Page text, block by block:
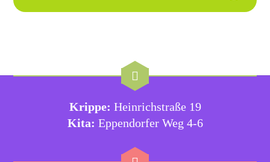
Krippe: Heinrichstraße 19
Kita: Eppendorfer Weg 4-6